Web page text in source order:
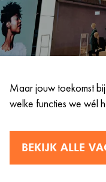
Maar jouw toekomst
welke functies we wél
BEKIJK ALLE